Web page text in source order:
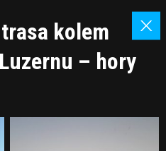
kolem
– hory